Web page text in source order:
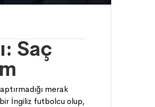
Saç
merak
İngiliz futbolcu olup,